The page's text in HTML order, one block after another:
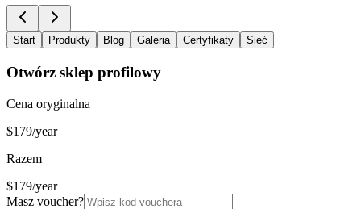
Start Produkty Blog Galeria Certyfikaty Sieć
Otwórz sklep profilowy
Cena oryginalna
$179/year
Razem
$179/year
Masz voucher?